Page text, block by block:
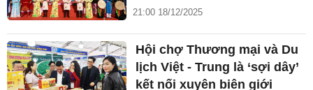
21:00 18/12/2025
Hội chợ Thương mại và Du
lịch Việt - Trung là ‘sợi dây’
kết nối xuyên biên giới